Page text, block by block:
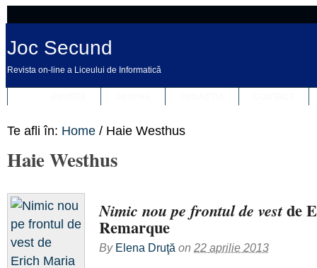
Joc Secund
Revista on-line a Liceului de Informatică
Te afli în: Home / Haie Westhus
Haie Westhus
Nimic nou pe frontul de vestde
Remarque
By Elena Druţă on 22 aprilie 2013